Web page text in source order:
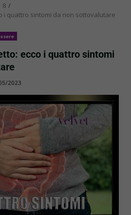
8
i quattro sintomi da non sottovalutare
ecco i quattro sintomi
2023